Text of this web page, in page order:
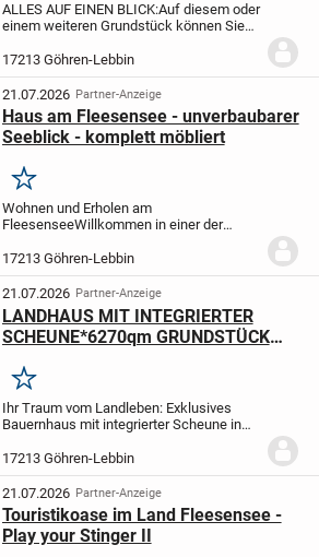
ALLES AUF EINEN BLICK:Auf diesem oder
einem weiteren Grundstück können Sie
nähere Informationen einfach bei mir
melden oder eine Anfrage stellen. Wir
besprechen...
17213 Göhren-Lebbin
21.07.2026 Partner-Anzeige
Haus am Fleesensee - unverbaubarer
Seeblick - komplett möbliert
Merken
Wohnen und Erholen am
FleesenseeWillkommen in einer der
Vorpommerns - direkt am
Fleesensee.Diese hochwertige Immobilie
verbindet exklusives Wohnen mit
Urlaubsgefühl...
17213 Göhren-Lebbin
21.07.2026 Partner-Anzeige
LANDHAUS MIT INTEGRIERTER
SCHEUNE*6270qm GRUNDSTÜCK
Merken
Ihr Traum vom Landleben: Exklusives
Bauernhaus mit integrierter Scheune in
riesige Vorteil ist, das sich auf dem
Grundstück noch ein schönes Baufenster
vom...
17213 Göhren-Lebbin
21.07.2026 Partner-Anzeige
Touristikoase im Land Fleesensee -
Play your Stinger II